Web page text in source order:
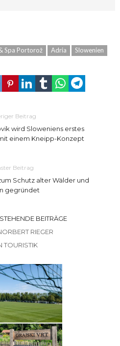
Spa Portorož Adria Slowenien
Beitrag
wird Sloweniens erstes
einem Kneipp-Konzept
Beitrag
Schutz alter Wälder und
gegründet
BEITRÄGE
RIEGER
TOURISTIK